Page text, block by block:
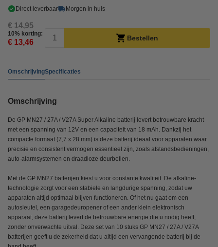
Direct leverbaar Morgen in huis
€ 14,95
10% korting:
€ 13,46 Bestellen
OmschrijvingSpecificaties
Omschrijving
De GP MN27 / 27A / V27A Super Alkaline batterij levert betrouwbare kracht
met een spanning van 12V en een capaciteit van 18 mAh. Dankzij het
compacte formaat (7,7 x 28 mm) is deze batterij ideaal voor apparaten waar
precisie en consistent vermogen essentieel zijn, zoals afstandsbedieningen,
auto-alarmsystemen en draadloze deurbellen.
Met de GP MN27 batterijen kiest u voor constante kwaliteit. De alkaline-
technologie zorgt voor een stabiele en langdurige spanning, zodat uw
apparaten altijd optimaal blijven functioneren. Of het nu gaat om een
autosleutel, een garagedeuropener of een ander klein elektronisch
apparaat, deze batterij levert de betrouwbare energie die u nodig heeft,
zonder onverwachte uitval. Deze set van 10 stuks GP MN27 / 27A / V27A
batterijen geeft u de zekerheid dat u altijd een vervangende batterij bij de